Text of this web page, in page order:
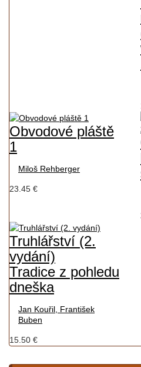
Obvodové pláště
1
Miloš Rehberger
23.45 €
Truhlářství (2.
vydání)
Tradice z pohledu
dneška
Jan Kouřil, František
Buben
15.50 €